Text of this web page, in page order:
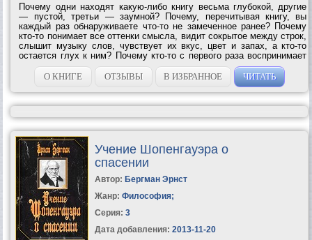
Почему одни находят какую-либо книгу весьма глубокой, другие
— пустой, третьи — заумной? Почему, перечитывая книгу, вы
каждый раз обнаруживаете что-то не замеченное ранее? Почему
кто-то понимает все оттенки смысла, видит сокрытое между строк,
слышит музыку слов, чувствует их вкус, цвет и запах, а кто-то
остается глух к ним? Почему кто-то с первого раза воспринимает
содержимое учебника, а кому-то нужно многократно его
объяснять? Чтобы...
О КНИГЕ ОТЗЫВЫ В ИЗБРАННОЕ ЧИТАТЬ
Учение Шопенгауэра о
спасении
Автор: Бергман Эрнст
Жанр: Философия;
Серия: 3
Дата добавления: 2013-11-20